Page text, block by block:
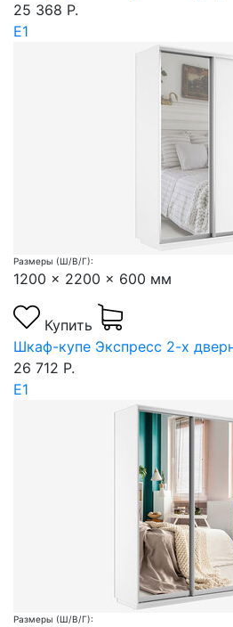
25 368 Р.
Е1
Размеры (Ш/В/Г):
1200 x 2200 x 600 мм
Купить
Шкаф-купе Экспресс 2-х
26 712 Р.
Е1
Размеры (Ш/В/Г):